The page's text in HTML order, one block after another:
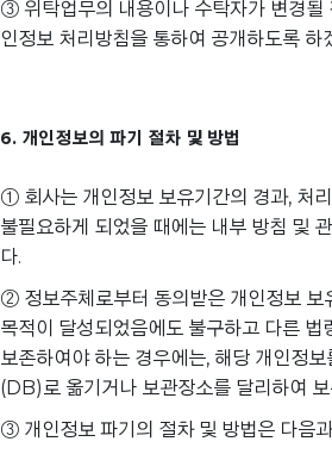
③ 위탁업무의 내용이나 수탁자가 변경될
인정보 처리방침을 통하여 공개하도록 하
6. 개인정보의 파기 절차 및 방법
① 회사는 개인정보 보유기간의 경과, 처
불필요하게 되었을 때에는 내부 방침 및
다.
② 정보주체로부터 동의받은 개인정보 보
목적이 달성되었음에도 불구하고 다른 법
보존하여야 하는 경우에는, 해당 개인정
(DB)로 옮기거나 보관장소를 달리하여 보
③ 개인정보 파기의 절차 및 방법은 다음